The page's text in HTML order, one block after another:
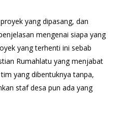
yang dipasang, dan
mengenai siapa yang
yang terhenti ini sebab
Rumahlatu yang menjabat
yang dibentuknya tanpa,
staf desa pun ada yang